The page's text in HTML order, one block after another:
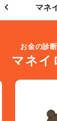
マネ
お金の診
マネイ